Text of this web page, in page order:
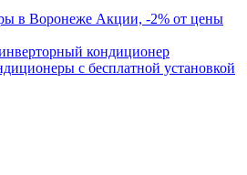
в Воронеже Акции, -2% от цены
кондиционер
с бесплатной установкой